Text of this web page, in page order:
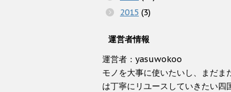
2015 (3)
運営者情報
運営者：yasuwokoo
モノを大事に使いたいし、まだま
は丁寧にリユースしていきたい四